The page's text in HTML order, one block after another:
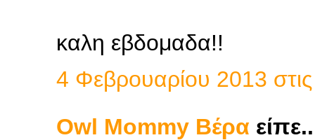
καλη εβδομαδα!!
4 Φεβρουαρίου 2013
Owl Mommy Βέρα